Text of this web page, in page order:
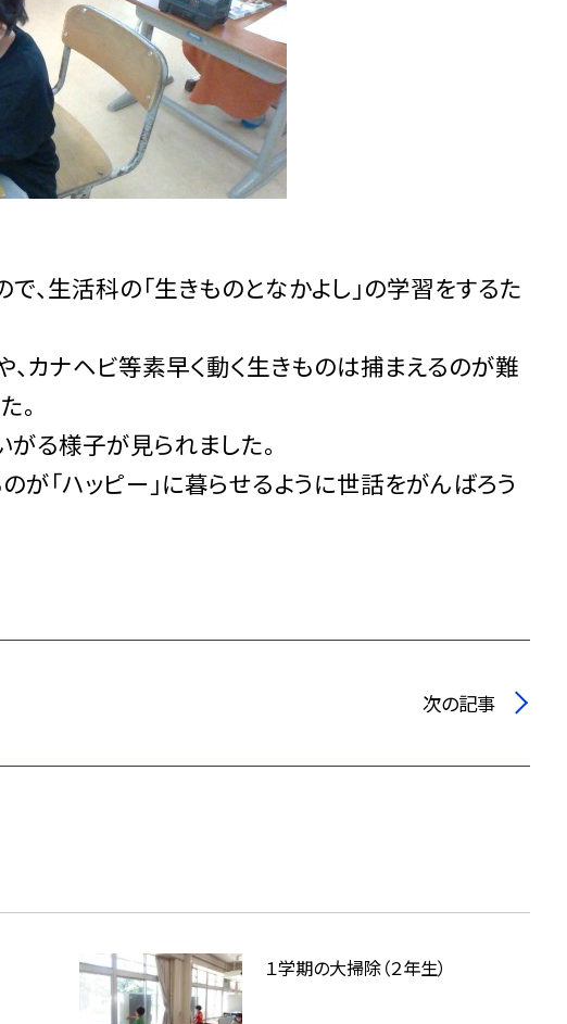
、生活科の「生きものとなかよし」の学習をするた
、カナヘビ等素早く動く生きものは捕まえるのが難
。
る様子が見られました。
が「ハッピー」に暮らせるように世話をがんばろう
次の記事
１学期の大掃除（２年生）